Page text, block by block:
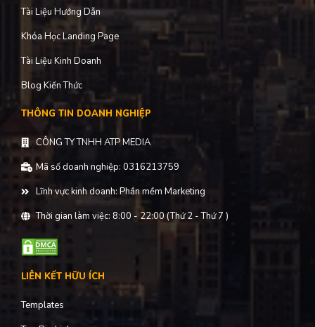
Tài Liệu Hướng Dẫn
Khóa Học Landing Page
Tài Liệu Kinh Doanh
Blog Kiến Thức
THÔNG TIN DOANH NGHIỆP
CÔNG TY TNHH ATP MEDIA
Mã số doanh nghiệp: 0316213759
Lĩnh vực kinh doanh: Phần mềm Marketing
Thời gian làm việc: 8:00 - 22:00 (Thứ 2 - Thứ 7 )
LIÊN KẾT HỮU ÍCH
Templates